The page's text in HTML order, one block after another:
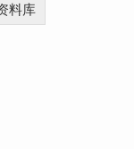
料库